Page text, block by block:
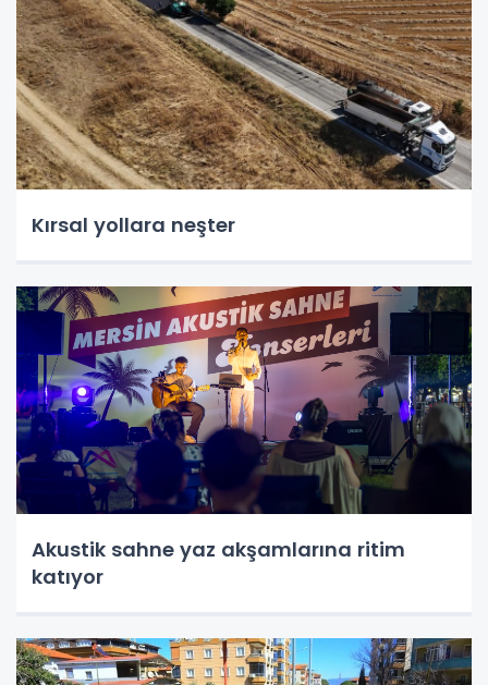
Kırsal yollara neşter
Akustik sahne yaz akşamlarına ritim
katıyor